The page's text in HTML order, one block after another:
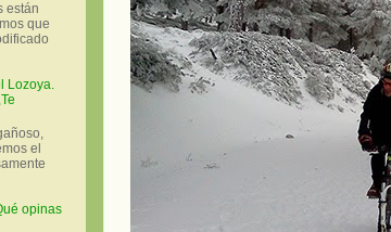
están
que
Lozoya.
el
opinas